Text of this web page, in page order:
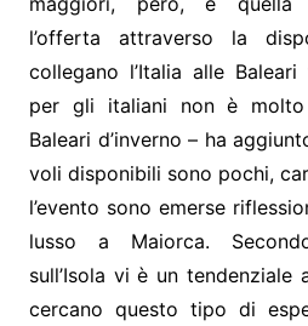
l’offerta attraverso la
collegano l’Italia alle
per gli italiani non è
Baleari d’inverno – ha
voli disponibili sono pochi,
l’evento sono emerse
lusso a Maiorca.
sull’Isola vi è un
cercano questo tipo di